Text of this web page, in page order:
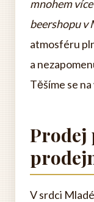
mnohem
beershopu v
atmosféru
a
Těšíme se na
Prodej
V srdci